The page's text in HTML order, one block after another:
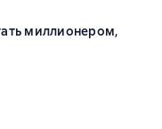
миллионером,
5 на основе 1 оценок